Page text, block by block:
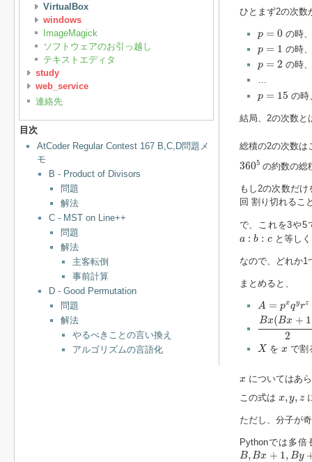
VirtualBox
windows
ImageMagick
ソフトウェアのお引っ越し
テキストエディタ
study
web_service
連絡先
目次
AtCoder Regular Contest 167 B,C,D問題メ
モ
B - Product of Divisors
問題
解法
C - MST on Line++
問題
解法
主客転倒
事前計算
D - Good Permutation
問題
解法
やるべきことの言い換え
アルゴリズムの言語化
ひとまず2の次数
p = 0 の時
p = 1 の時
p = 2 の時
…
p = 15
15 の時
結局、2の次数と
総積の2の次数は
3605
3605
の約数の総
もし2の次数だ
回 割り切れるこ
で、これを3や5
a : b : c
:c と等しく
なので、どれか1
まとめると、
A = pxqyrz
A= qy rz
Bx(Bx + 1
2
Bx Bx+1 ) 2(
X
X を x
x で割
x
x についてはあ
この式は x,y, z
x, y,z
ただし、分子が
Pythonでは多
B, Bx + 1, By
B, Bx 1, By +1, B